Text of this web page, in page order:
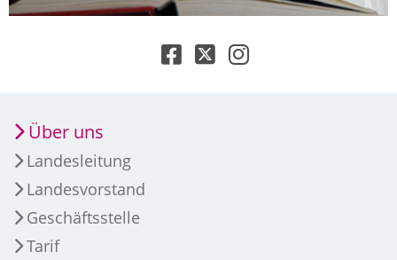
Über uns
Landesleitung
Landesvorstand
Geschäftsstelle
Tarif